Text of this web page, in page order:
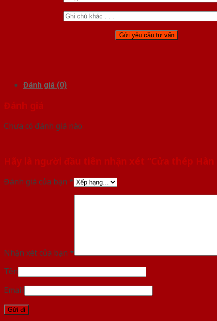
Đánh giá (0)
Đánh giá
Chưa có đánh giá nào.
Hãy là người đầu tiên nhận xét “Cửa thép Hàn
Đánh giá của bạn *
Nhận xét của bạn *
Tên
Email